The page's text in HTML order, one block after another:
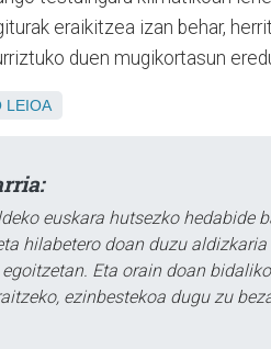
eraikitzea izan behar,
duen mugikortasun
LEIOA
euskara hutsezko hedabide
hilabetero doan duzu
Eta orain doan
ezinbestekoa dugu zu